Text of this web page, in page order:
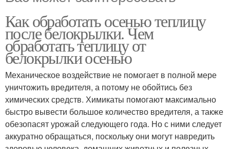
Как обработать осенью теплицу
после белокрылки. Чем
обработать теплицу от
белокрылки осенью
Механическое воздействие не помогает в полной мере
уничтожить вредителя, а потому не обойтись без
химических средств. Химикаты помогают максимально
быстро вывести большое количество вредителя, а также
обезопасят урожай следующего года. Но с ними следует
аккуратно обращаться, поскольку они могут навредить